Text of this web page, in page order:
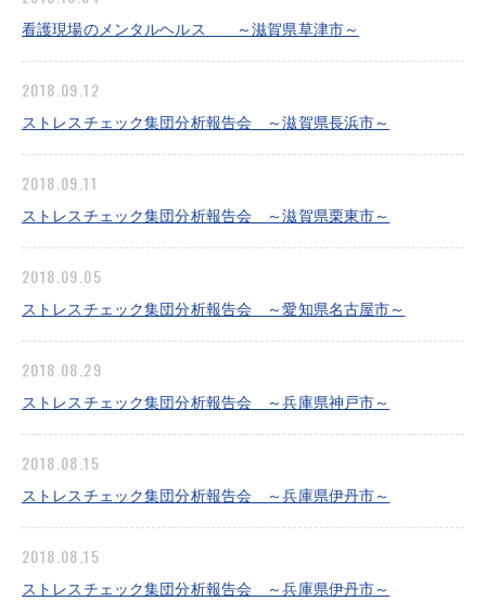
看護現場のメンタルヘルス ～滋賀県草津市～
2018.09.12
ストレスチェック集団分析報告会 ～滋賀県長浜市～
2018.09.11
ストレスチェック集団分析報告会 ～滋賀県栗東市～
2018.09.05
ストレスチェック集団分析報告会 ～愛知県名古屋市～
2018.08.29
ストレスチェック集団分析報告会 ～兵庫県神戸市～
2018.08.15
ストレスチェック集団分析報告会 ～兵庫県伊丹市～
2018.08.15
ストレスチェック集団分析報告会 ～兵庫県伊丹市～